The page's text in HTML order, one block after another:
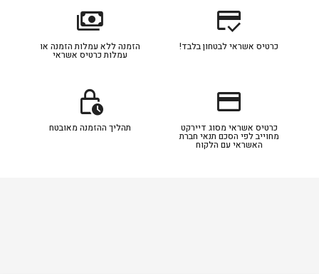
credit_score
כרטיס אשראי לבטחון בלבד!
payments
הזמנה ללא עמלות הזמנה או
עמלות כרטיס אשראי
credit_card
כרטיס אשראי מסוג דיירקט
מחוייב לפי הסכם תנאי חברת
האשראי עם הלקוח
lock_clock
תהליך ההזמנה מאובטח